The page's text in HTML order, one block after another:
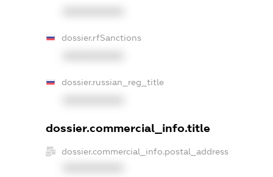
dossier.rfSanctions
dossier.russian_reg_title
dossier.commercial_info.title
dossier.commercial_info.postal_address